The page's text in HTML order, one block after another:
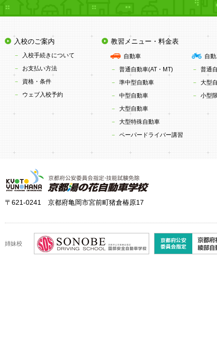
入校のご案内
入校手続きについて
お支払い方法
資格・条件
ウェブ入校予約
教習メニュー・料金表
自動車
普通自動車(AT・MT)
準中型自動車
中型自動車
大型自動車
大型特殊自動車
ペーパードライバー講習
自
普通
大型
小型
〒621-0241 京都府亀岡市宮前町猪倉椿原17
姉妹校